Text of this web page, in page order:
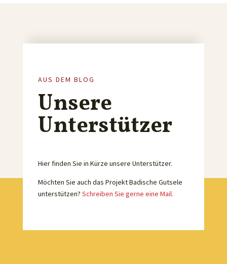
AUS DEM BLOG
Unsere
Unterstützer
Hier finden Sie in Kürze unsere Unterstützer.
Möchten Sie auch das Projekt Badische Gutsele
unterstützen? Schreiben Sie gerne eine Mail.